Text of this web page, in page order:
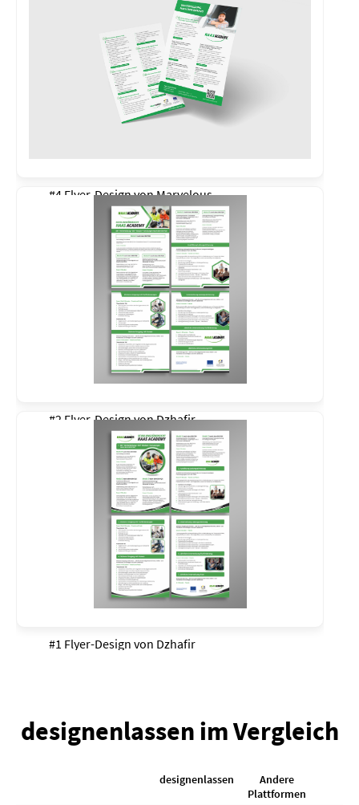
#4 Flyer-Design vonMarvelous
#2 Flyer-Design vonDzhafir
#1 Flyer-Design von Dzhafir
designenlassen im Vergleich
designenlassen
Andere
Plattformen